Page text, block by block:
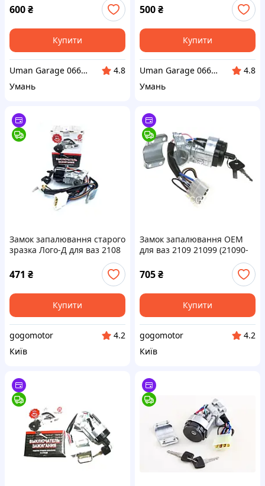
600₴
Купити
Uman Garage 0667838903
4.8
Умань
500₴
Купити
Uman Garage 0667838903
4.8
Умань
Замок запалювання старого
зразка Лого-Д для ваз 2108
2109 Заз 1102 1103 1105 2 х
контактний (2108-3704005-
40) mG.
471 ₴
Купити
gogomotor
4.2
Київ
Замок запалювання OEM
для ваз 2109 21099 (21090-
705₴
Купити
gogomotor
4.2
Київ